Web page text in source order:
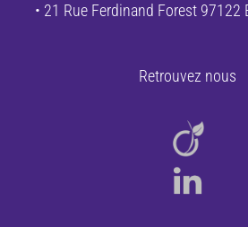
• 21 Rue Ferdinand Forest 97122
Retrouvez nous